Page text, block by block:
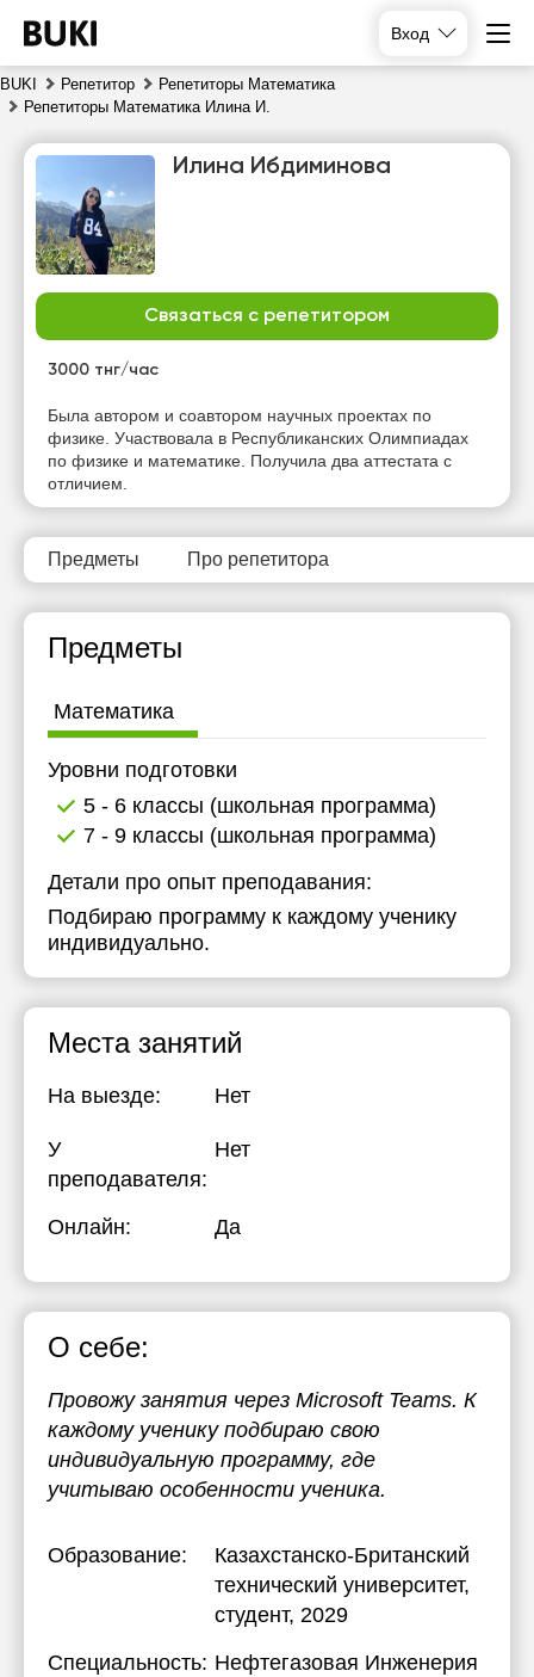
Вход
BUKI Репетитор
Репетиторы Математика
Репетиторы Математика Илина И.
Илина Ибдиминова
Связаться с репетитором
3000 тнг/час
Была автором и соавтором научных проектах по
физике. Участвовала в Республиканских Олимпиадах
по физике и математике. Получила два аттестата с
отличием.
Предметы Про репетитора
Предметы
Математика
Уровни подготовки
5 - 6 классы (школьная программа)
7 - 9 классы (школьная программа)
Детали про опыт преподавания:
Подбираю программу к каждому ученику
индивидуально.
Места занятий
На выезде: Нет
У
преподавателя:
Нет
Онлайн: Да
О себе:
Провожу занятия через Microsoft Teams. К
каждому ученику подбираю свою
индивидуальную программу, где
учитываю особенности ученика.
Образование:
Казахстанско-Британский
технический университет,
студент, 2029
Специальность: Нефтегазовая Инженерия
сб
вс
17:00
17:30
18:00
18:30
19:30
10:00
10:30
11:00
15:00
16:00
17:00
17:30
18:00
18:30
19:00
20:00
10:00
10:30
11:00
11:30
13:30
14:30
15:00
15:30
16:30
19:30
свободных
часов